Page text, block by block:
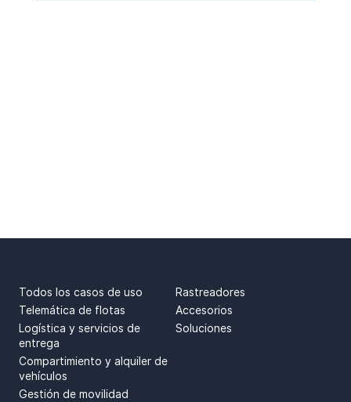
Todos los casos de uso
Telemática de flotas
Logística y servicios de
entrega
Compartimiento y alquiler de
vehículos
Gestión de movilidad
Rastreadores
Accesorios
Soluciones